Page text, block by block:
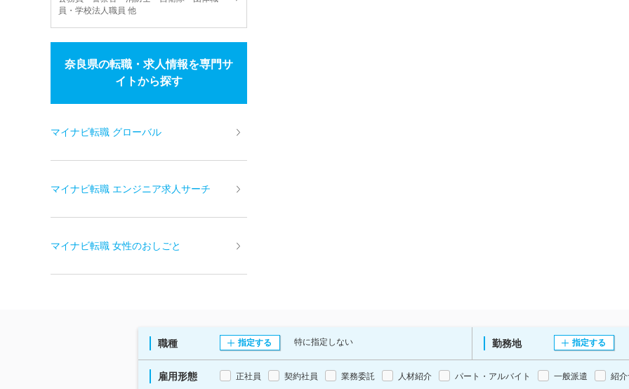
員・学校法人職員 他
奈良県の転職・求人情報を専門サ
イトから探す
マイナビ転職 グローバル
マイナビ転職 エンジニア求人サーチ
マイナビ転職 女性のおしごと
職種 指定する 特に指定しない 勤務地 指定する
雇用形態 正社員 契約社員 業務委託 人材紹介 パート・アルバイト 一般派遣 紹